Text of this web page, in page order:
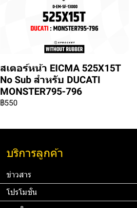
สเตอร์หน้า EICMA 525X15T
No Sub สำหรับ DUCATI
MONSTER795-796
฿550
บริการลูกค้า
ข่าวสาร
โปรโมชั่น